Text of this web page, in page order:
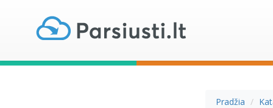
Pradžia